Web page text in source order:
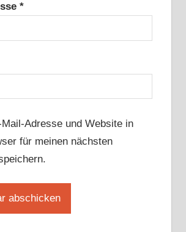
*
Adresse und Website in
für meinen nächsten